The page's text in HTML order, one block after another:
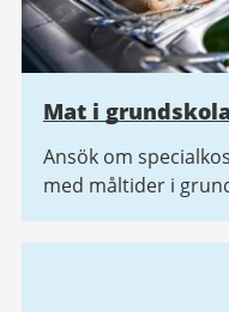
Mat i
Ansök om
med måltider i